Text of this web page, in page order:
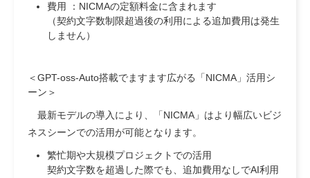
費用 ：NICMAの定額料金に含まれます
（契約文字数制限超過後の利用による追加費用は発生
しません）
＜GPT-oss-Auto搭載でますます広がる「NICMA」活用シ
ーン＞
最新モデルの導入により、「NICMA」はより幅広いビジ
ネスシーンでの活用が可能となります。
繁忙期や大規模プロジェクトでの活用
契約文字数を超過した際でも、追加費用なしでAI利用